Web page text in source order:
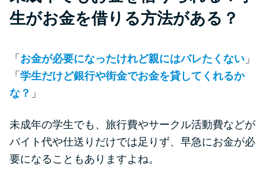
とにかくすぐ借りたい方向け
審査が不安な方向け
生がお金を借りる方法がある？
「 お金が必要になったけれど親にはバレたくない 」
「 学生だけど銀行や街金でお金を貸してくれるか
な？ 」
未成年の学生でも、旅行費やサークル活動費などが
バイト代や仕送りだけでは足りず、早急にお金が必
要になることもありますよね。